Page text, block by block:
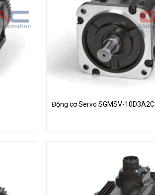
Động cơ Servo SGMSV-10D3A2C